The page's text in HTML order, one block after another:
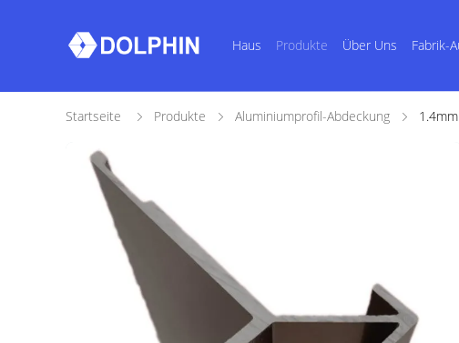
Haus Produkte Über Uns Fabrik-
Startseite Produkte Aluminiumprofil-Abdeckung